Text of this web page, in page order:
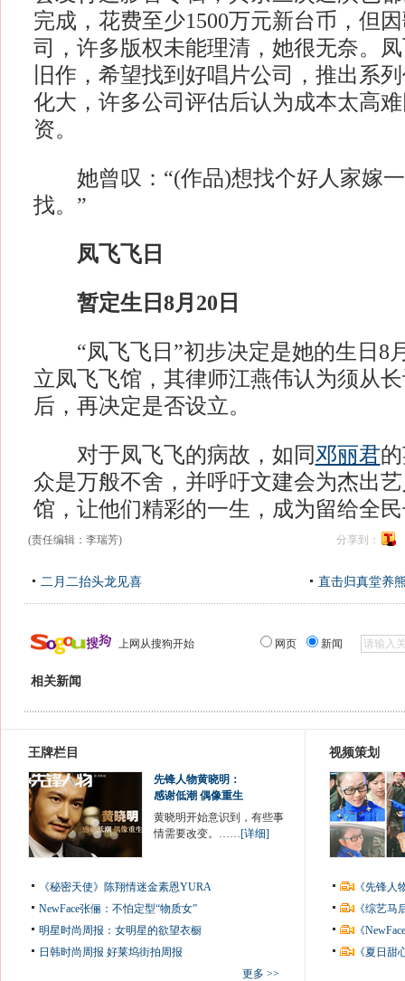
完成，花费至少1500万元新台币，但
司，许多版权未能理清，她很无奈。
旧作，希望找到好唱片公司，推出系
化大，许多公司评估后认为成本太高
资。
她曾叹：“(作品)想找个好人家嫁一
找。”
凤飞飞日
暂定生日8月20日
“凤飞飞日”初步决定是她的生日8
立凤飞飞馆，其律师江燕伟认为须从
后，再决定是否设立。
对于凤飞飞的病故，如同邓丽君
众是万般不舍，并呼吁文建会为杰出
馆，让他们精彩的一生，成为留给全
(责任编辑：李瑞芳) 分享到：
二月二抬头龙见喜 直击归真堂养
上网从搜狗开始 网页 新闻
相关新闻
王牌栏目
先锋人物黄晓明：
感谢低潮 偶像重生
黄晓明开始意识到，有些事
情需要改变。……[详细]
《秘密天使》陈翔情迷金素恩YURA
NewFace张俪：不怕定型“物质女”
明星时尚周报：女明星的欲望衣橱
日韩时尚周报 好莱坞街拍周报
更多 >>
视频策划
《先锋
《综艺
《
《夏日